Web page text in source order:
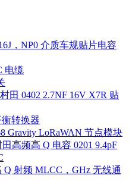
，NP0 介质车规贴片电容
电缆
田 0402 2.7NF 16V X7R 贴
衡转换器
Gravity LoRaWAN 节点模块
高频高 Q 电容 0201 9.4pF
Q 射频 MLCC，GHz 无线通